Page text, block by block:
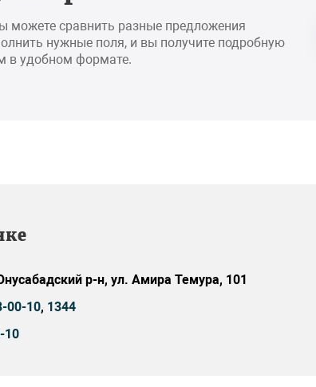
можете сравнить разные предложения
нужные поля, и вы получите подробную
в удобном формате.
р-н, ул. Амира Темура, 101
00-10, 1344
10